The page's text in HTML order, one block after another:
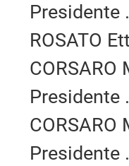
Presidente
ROSATO
Presidente
Presidente